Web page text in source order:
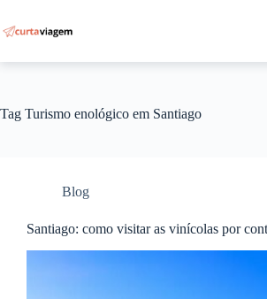
para
o
Tag Turismo enológico em Santiago
Blog
Santiago: como visitar as vinícolas por